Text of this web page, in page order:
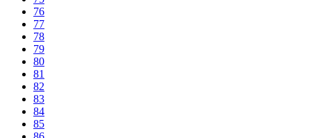
76
77
78
79
80
81
82
83
84
85